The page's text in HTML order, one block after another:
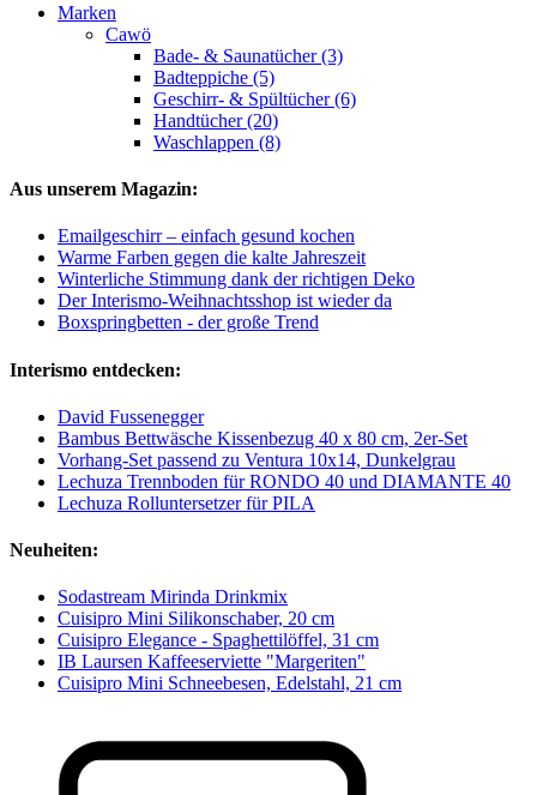
Marken
Cawö
Bade- & Saunatücher (3)
Badteppiche (5)
Geschirr- & Spültücher (6)
Handtücher (20)
Waschlappen (8)
Aus unserem Magazin:
Emailgeschirr – einfach gesund kochen
Warme Farben gegen die kalte Jahreszeit
Winterliche Stimmung dank der richtigen Deko
Der Interismo-Weihnachtsshop ist wieder da
Boxspringbetten - der große Trend
Interismo entdecken:
David Fussenegger
Bambus Bettwäsche Kissenbezug 40 x 80 cm, 2er-Set
Vorhang-Set passend zu Ventura 10x14, Dunkelgrau
Lechuza Trennboden für RONDO 40 und DIAMANTE 40
Lechuza Rolluntersetzer für PILA
Neuheiten:
Sodastream Mirinda Drinkmix
Cuisipro Mini Silikonschaber, 20 cm
Cuisipro Elegance - Spaghettilöffel, 31 cm
IB Laursen Kaffeeserviette "Margeriten"
Cuisipro Mini Schneebesen, Edelstahl, 21 cm